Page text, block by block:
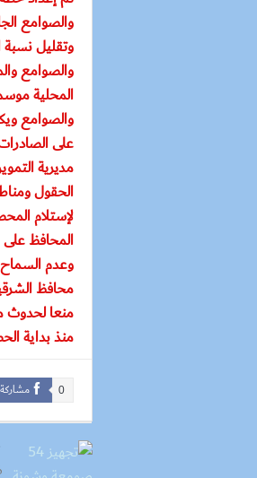
والصوامع
وتقليل نسبة
والصوامع
والصوامع
على
مديرية
الحقول
لإستلام
المحافظ
وعدم
محافظ
منعا لحدوث
منذ بداية
مشاركة 0